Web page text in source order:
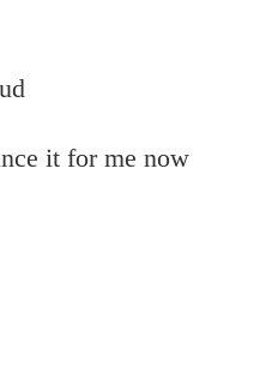
it for me now